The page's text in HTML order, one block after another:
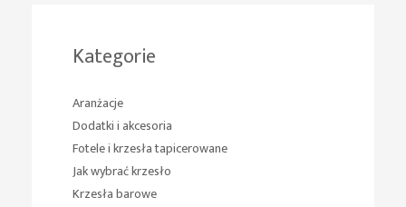
Kategorie
Aranżacje
Dodatki i akcesoria
Fotele i krzesła tapicerowane
Jak wybrać krzesło
Krzesła barowe